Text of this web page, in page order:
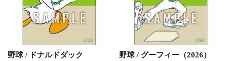
野球 / ドナルドダック
野球 / グーフィー（2026）